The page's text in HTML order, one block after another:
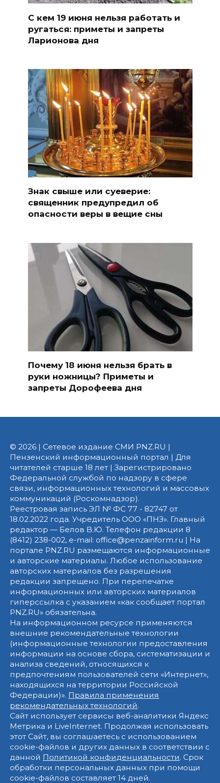
С кем 19 июня нельзя работать и
ругаться: приметы и запреты
Ларионова дня
Знак свыше или суеверие:
священник предупредил об
опасности веры в вещие сны
Почему 18 июня нельзя брать в
руки ножницы? Приметы и
запреты Дорофеева дня
© 2026 | Сетевое издание СМИ PNZ.RU |
Пензенский информационный портал | Для
читателей старше 18 лет | Зарегистрировано
Федеральной службой по надзору в сфере
связи, информационных технологий и массовых
коммуникаций (Роскомнадзор).
Реестровая запись ЭЛ № ФС 77 - 82747 от
18.02.2022 года. Учредитель ООО «ПНЗ». Главный
редактор — Белов В.Ю. Телефон редакции 8
(8412) 238-002, e-mail: office@penzainform.ru | На
портале PNZ.RU размещаются информационные
и авторские материалы. Любое использование
авторских материалов без разрешения
редакции запрещено. При перепечатке
информационных или авторских материалов
гиперссылка с указанием «как сообщает портал
PNZ.RU» обязательна.
На информационном ресурсе применяются
внешние рекомендательные технологии
(информационные технологии предоставления
информации на основе сбора, систематизации и
анализа сведений, относящихся к
предпочтениям пользователей сети «Интернет»,
находящихся на территории Российской
Федерации)». Правила применения
рекомендательных технологий.
Сайт использует сервисы веб-аналитики Яндекс
Метрика и LiveInternet. Продолжая использовать
этот Сайт, вы соглашаетесь с использованием
cookie-файлов и других данных в соответствии с
данной Политикой конфиденциальности. Срок
обработки персональных данных при помощи
cookie-файлов составляет 14 дней.